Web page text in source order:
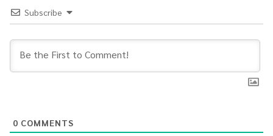
Subscribe
0 COMMENTS